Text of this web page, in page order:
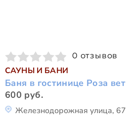
0 отзывов
САУНЫ И БАНИ
Баня в гостинице Роза вет
600 руб.
Железнодорожная улица, 67